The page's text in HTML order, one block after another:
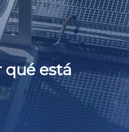
qué está